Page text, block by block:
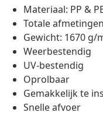
Materiaal: PP &
Totale
Gewicht: 1670 g/
Weerbestendig
UV-bestendig
Oprolbaar
Gemakkelijk te
Snelle afvoer